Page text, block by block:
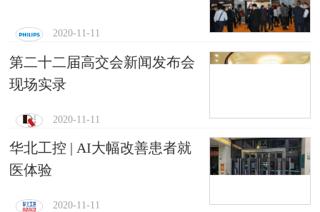
2020-11-11
第二十二届高交会新闻发布会
现场实录
2020-11-11
华北工控 | AI大幅改善患者就
医体验
2020-11-11